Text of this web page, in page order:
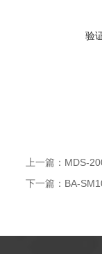
验
上一篇： MDS-
下一篇： BA-